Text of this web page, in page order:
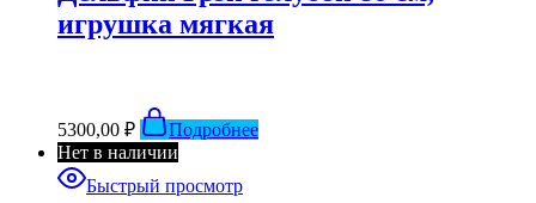
игрушка мягкая
5300,00 ₽
Подробнее
Нет в наличии
Быстрый просмотр